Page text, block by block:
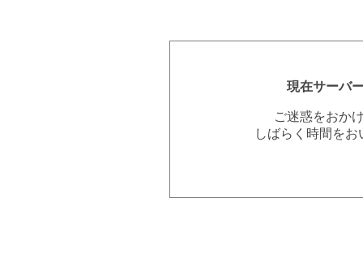
現在サーバ
ご迷惑をおか
しばらく時間を